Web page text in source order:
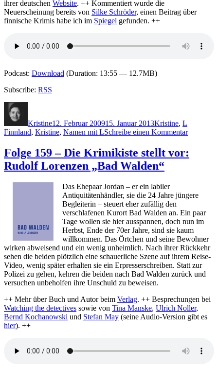
ihrer deutschen Website. ++ Kommentiert wurde die
Neuerscheinung bereits von Silke Schröder, einen Beitrag über
finnische Krimis habe ich im Spiegel gefunden. ++
Podcast: Download (Duration: 13:55 — 12.7MB)
Subscribe: RSS
Kristine12. Februar 200915. Januar 2013Kristine, L
Finnland, Kristine, Namen mit LSchreibe einen Kommentarzu
–
vor:
Leena
„Auf
der
falschen
Spur“
Folge 159 – Die Krimikiste stellt vor:
Rudolf Lorenzen „Bad Walden“
Das Ehepaar Jordan – er ein labiler
Antiquitätenhändler, sie die 24 Jahre jüngere
Begleiterin – steuert eher zufällig den
verschlafenen Kurort Bad Walden an. Ein paar
Tage wollen sie hier ausspannen, doch nun im
Herbst, Ende der 70er Jahre, sind sie kaum
willkommen. Das Örtchen und seine Bewohner
wirken abweisend und ein wenig unheimlich. Nach ihrer Rückkehr
sehen die beiden plötzlich eine schauerliche Szene auf ihrem Reise-
Video, wenig später erhalten sie ein Erpresserschreiben. Statt zur
Polizei zu gehen, kehren die beiden nach Bad Walden zurück und
versuchen unbeholfen ihre Unschuld zu beweisen.
++ Mehr über Buch und Autor beim Verlag. ++ Besprechungen bei
Watching the detectives sowie von Tina Manske, Ulrich Noller,
Bernd Kochanowski und Stefan May (seine Audio-Version gibt es
hier). ++